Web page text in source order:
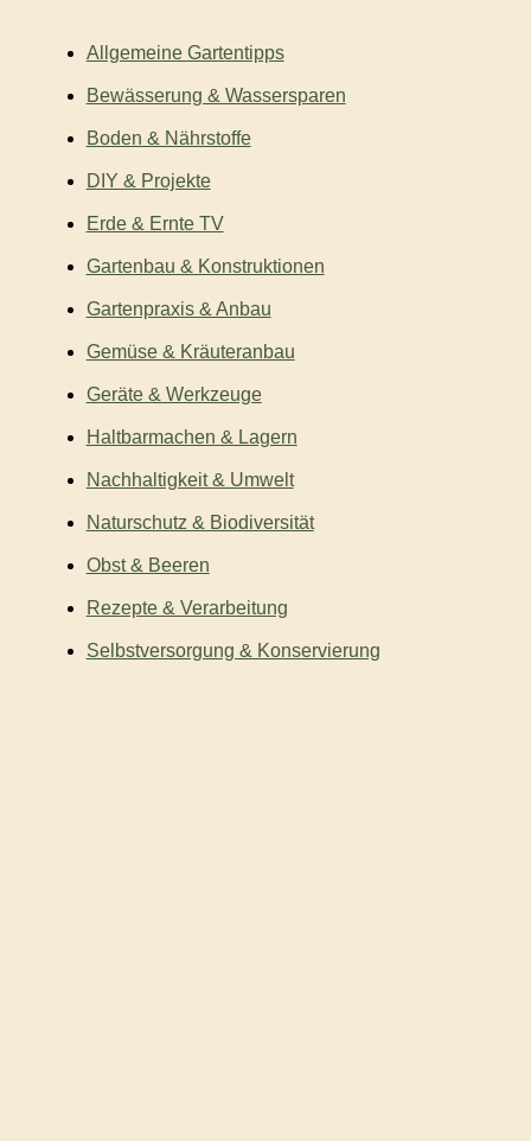
Allgemeine Gartentipps
Bewässerung & Wassersparen
Boden & Nährstoffe
DIY & Projekte
Erde & Ernte TV
Gartenbau & Konstruktionen
Gartenpraxis & Anbau
Gemüse & Kräuteranbau
Geräte & Werkzeuge
Haltbarmachen & Lagern
Nachhaltigkeit & Umwelt
Naturschutz & Biodiversität
Obst & Beeren
Rezepte & Verarbeitung
Selbstversorgung & Konservierung